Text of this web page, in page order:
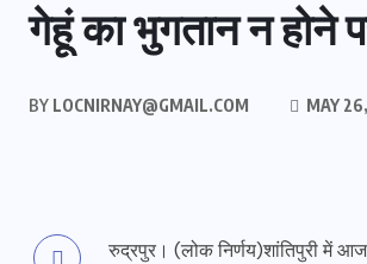
गेहूं का भुगतान न होने
BY LOCNIRNAY@GMAIL.COM MAY
रुद्रपुर। (लोक निर्णय)शांतिपुरी में